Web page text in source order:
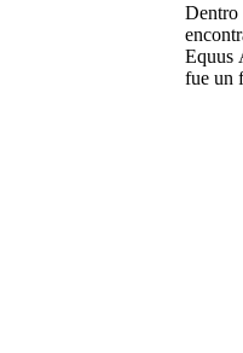
Equus
fue un